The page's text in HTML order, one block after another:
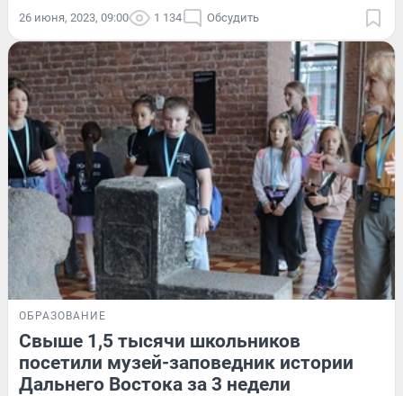
26 июня, 2023, 09:00 1 134 Обсудить
ОБРАЗОВАНИЕ
Свыше 1,5 тысячи школьников
посетили музей-заповедник истории
Дальнего Востока за 3 недели